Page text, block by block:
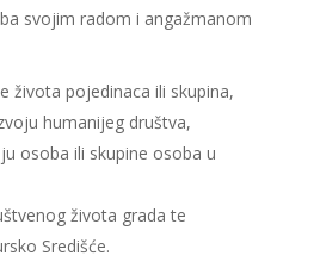
svojim radom i angažmanom
života pojedinaca ili skupina,
humanijeg društva,
osoba ili skupine osoba u
života grada te
Središće.